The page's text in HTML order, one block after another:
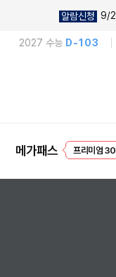
알람신청 9/
2027 수능 D-103
메가패스
EVENT